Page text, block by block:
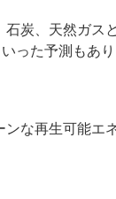
炭、天然ガス
った予測もあ
な再生可能エ